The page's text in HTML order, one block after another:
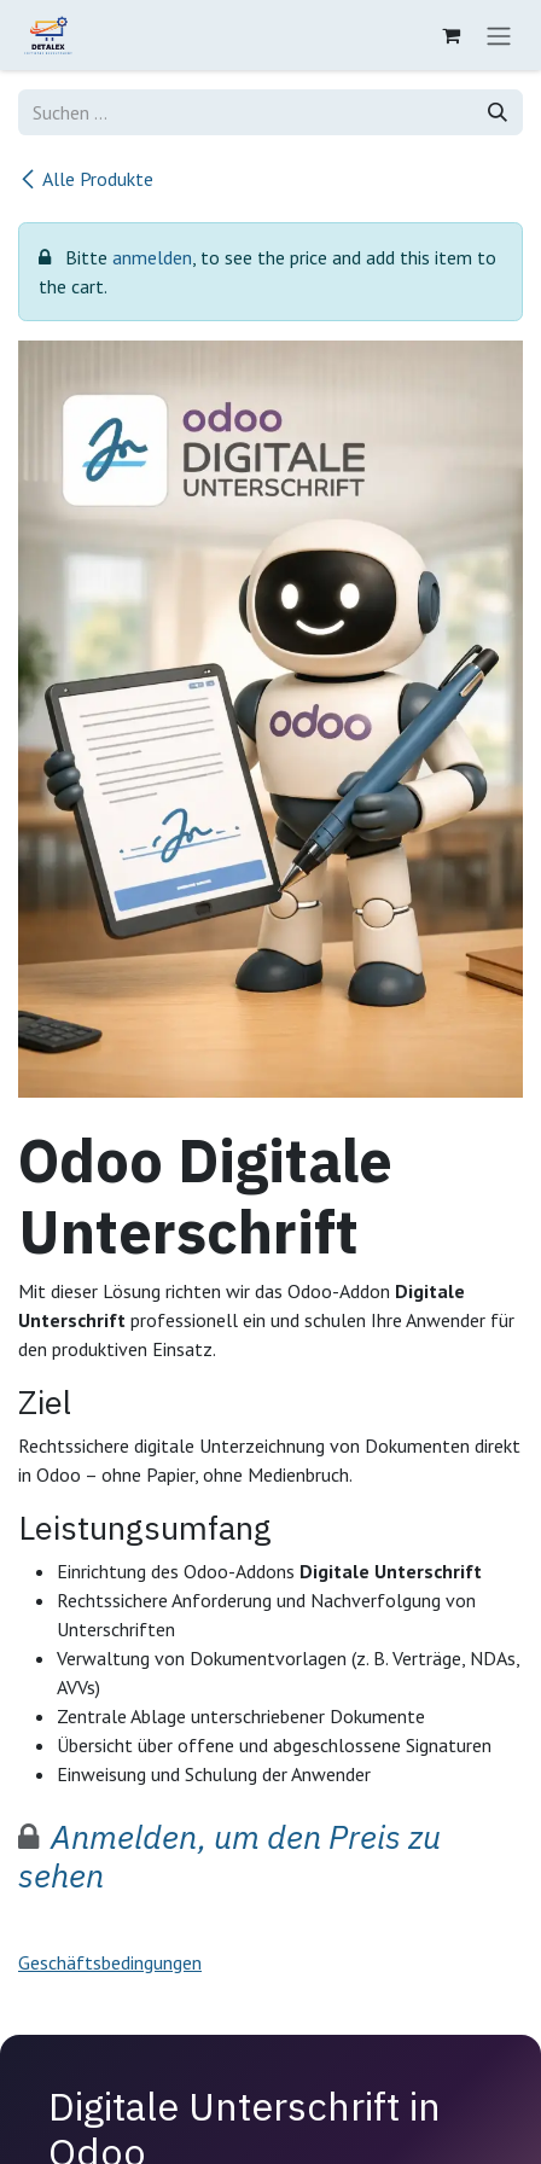
Zum Inhalt springen
Alle Produkte
Bitte anmelden , to see the price and add this item to
the cart.
Odoo Digitale
Unterschrift
Mit dieser Lösung richten wir das Odoo-Addon Digitale
Unterschrift professionell ein und schulen Ihre Anwender für
den produktiven Einsatz.
Ziel
Rechtssichere digitale Unterzeichnung von Dokumenten direkt
in Odoo – ohne Papier, ohne Medienbruch.
Leistungsumfang
Einrichtung des Odoo-Addons Digitale Unterschrift
Rechtssichere Anforderung und Nachverfolgung von
Unterschriften
Verwaltung von Dokumentvorlagen (z. B. Verträge, NDAs,
AVVs)
Zentrale Ablage unterschriebener Dokumente
Übersicht über offene und abgeschlossene Signaturen
Einweisung und Schulung der Anwender
Anmelden, um den Preis zu
sehen
Geschäftsbedingungen
Digitale Unterschrift in
Odoo